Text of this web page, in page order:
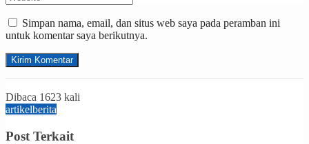
Simpan nama, email, dan situs web saya pada peramban ini
untuk komentar saya berikutnya.
Dibaca 1623 kali
artikelberita
Post Terkait